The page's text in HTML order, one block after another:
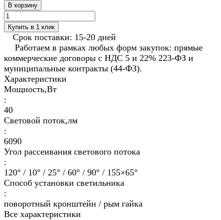
В корзину
Купить в 1 клик
Срок поставки: 15-20 дней
Работаем в рамках любых форм закупок: прямые
коммерческие договоры с НДС 5 и 22% 223-ФЗ и
муниципальные контракты (44-ФЗ).
Характеристики
Мощность,Вт
:
40
Световой поток,лм
:
6090
Угол рассеивания светового потока
:
120° / 10° / 25° / 60° / 90° / 155×65°
Способ установки светильника
:
поворотный кронштейн / рым гайка
Все характеристики